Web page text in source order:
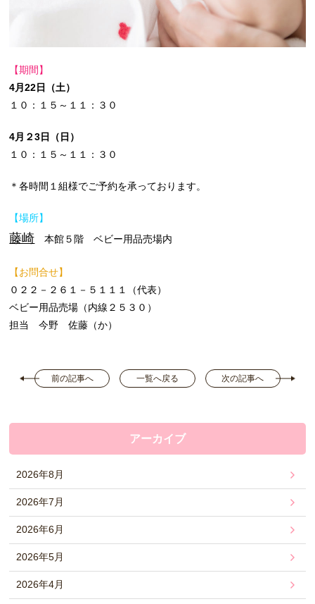
【期間】
4月22日（土）
１０：１５～１１：３０
4月２3日（日）
１０：１５～１１：３０
＊各時間１組様でご予約を承っております。
【場所】
藤崎 本館５階 ベビー用品売場内
【お問合せ】
０２２－２６１－５１１１（代表）
ベビー用品売場（内線２５３０）
担当 今野 佐藤（か）
前の記事へ 一覧へ戻る 次の記事へ
アーカイブ
2026年8月
2026年7月
2026年6月
2026年5月
2026年4月